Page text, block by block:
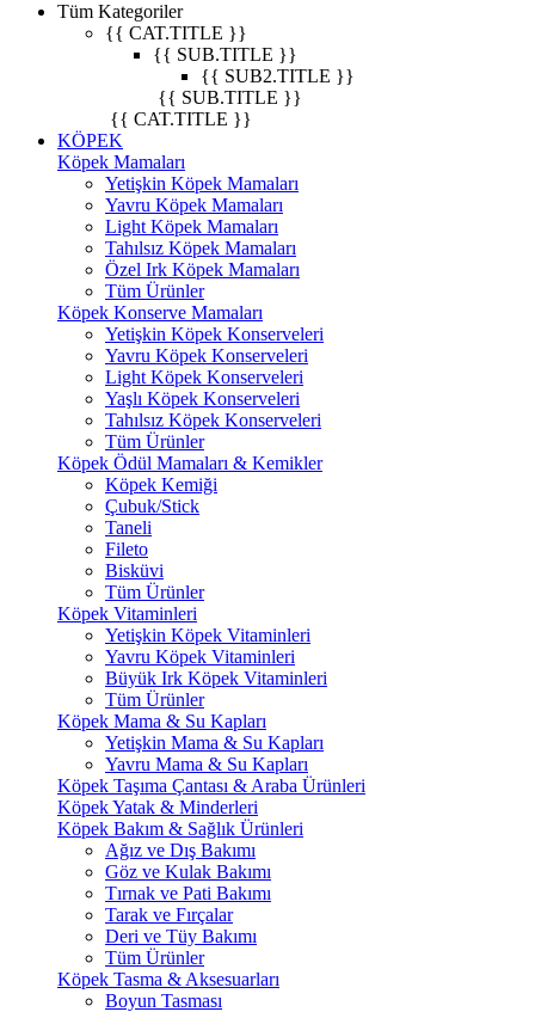
Tüm Kategoriler
{{ CAT.TITLE }}
{{ SUB.TITLE }}
{{ SUB2.TITLE }}
{{ SUB.TITLE }}
{{ CAT.TITLE }}
KÖPEK
Köpek Mamaları
Yetişkin Köpek Mamaları
Yavru Köpek Mamaları
Light Köpek Mamaları
Tahılsız Köpek Mamaları
Özel Irk Köpek Mamaları
Tüm Ürünler
Köpek Konserve Mamaları
Yetişkin Köpek Konserveleri
Yavru Köpek Konserveleri
Light Köpek Konserveleri
Yaşlı Köpek Konserveleri
Tahılsız Köpek Konserveleri
Tüm Ürünler
Köpek Ödül Mamaları & Kemikler
Köpek Kemiği
Çubuk/Stick
Taneli
Fileto
Bisküvi
Tüm Ürünler
Köpek Vitaminleri
Yetişkin Köpek Vitaminleri
Yavru Köpek Vitaminleri
Büyük Irk Köpek Vitaminleri
Tüm Ürünler
Köpek Mama & Su Kapları
Yetişkin Mama & Su Kapları
Yavru Mama & Su Kapları
Köpek Taşıma Çantası & Araba Ürünleri
Köpek Yatak & Minderleri
Köpek Bakım & Sağlık Ürünleri
Ağız ve Dış Bakımı
Göz ve Kulak Bakımı
Tırnak ve Pati Bakımı
Tarak ve Fırçalar
Deri ve Tüy Bakımı
Tüm Ürünler
Köpek Tasma & Aksesuarları
Boyun Tasması